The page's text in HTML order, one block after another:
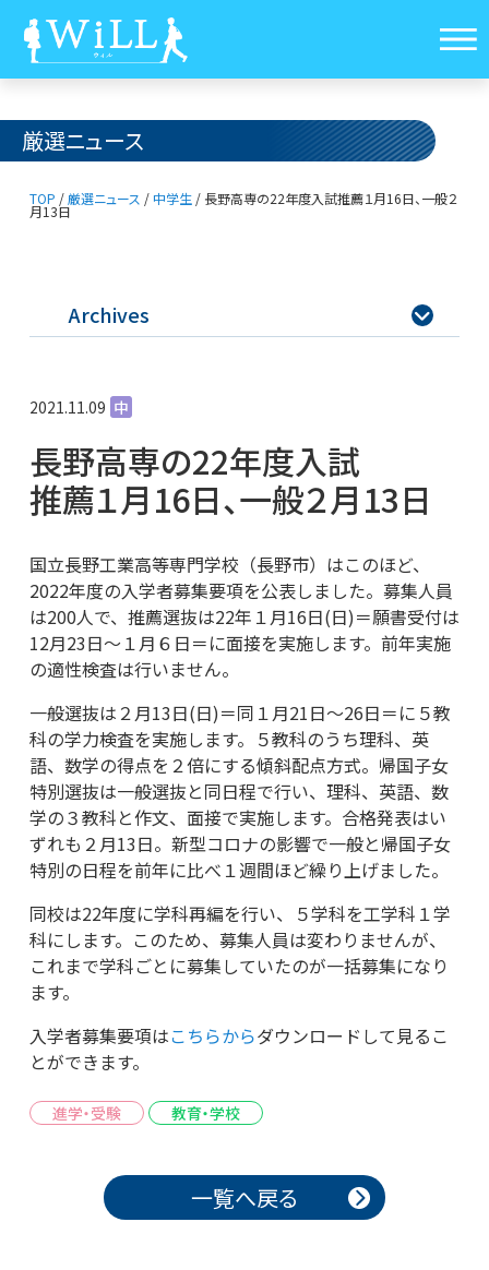
厳選ニュース
TOP /厳選ニュース / 中学生/ 長野高専の22年度入試推薦１月16日、一般２
月13日
Archives 
2021.11.09 中
長野高専の22年度入試
推薦１月16日、一般２月13日
国立長野工業高等専門学校（長野市）はこのほど、
2022年度の入学者募集要項を公表しました。募集人員
は200人で、推薦選抜は22年１月16日(日)＝願書受付は
12月23日～１月６日＝に面接を実施します。前年実施
の適性検査は行いません。
一般選抜は２月13日(日)＝同１月21日～26日＝に５教
科の学力検査を実施します。５教科のうち理科、英
語、数学の得点を２倍にする傾斜配点方式。帰国子女
特別選抜は一般選抜と同日程で行い、理科、英語、数
学の３教科と作文、面接で実施します。合格発表はい
ずれも２月13日。新型コロナの影響で一般と帰国子女
特別の日程を前年に比べ１週間ほど繰り上げました。
同校は22年度に学科再編を行い、５学科を工学科１学
科にします。このため、募集人員は変わりませんが、
これまで学科ごとに募集していたのが一括募集になり
ます。
入学者募集要項はこちらからダウンロードして見るこ
とができます。
進学・受験 教育・学校
投稿ナビゲーション 一覧へ戻る